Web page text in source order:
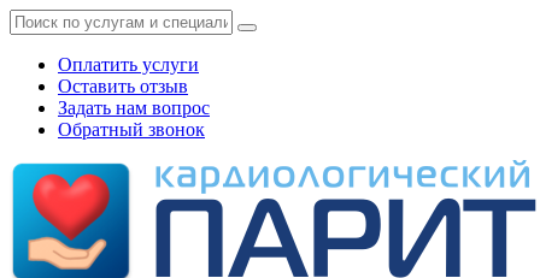
Оплатить услуги
Оставить отзыв
Задать нам вопрос
Обратный звонок